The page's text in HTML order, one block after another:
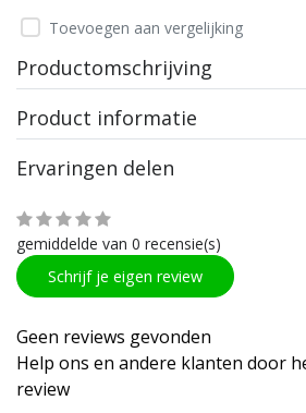
Toevoegen aan vergelijking
Productomschrijving
Product informatie
Ervaringen delen
gemiddelde van 0 recensie(s)
Schrijf je eigen review
Geen reviews gevonden
Help ons en andere klanten door
review